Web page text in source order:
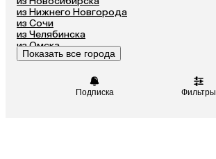
Подписка Фильтры
Гонконг
Венгрия
из Нижнего Новгорода
из Сочи
из Челябинска
из Омска
из Красноярска
Показать все города